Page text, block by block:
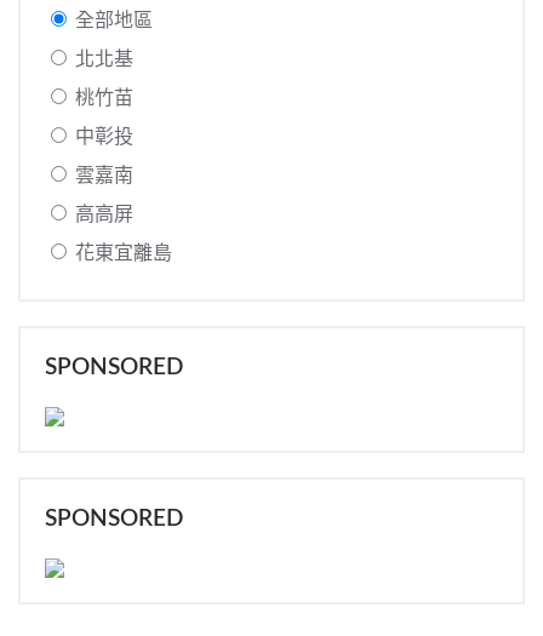
全部地區
北北基
桃竹苗
中彰投
雲嘉南
高高屏
花東宜離島
SPONSORED
SPONSORED